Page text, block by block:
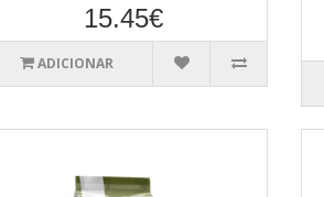
15.45€
ADICIONAR